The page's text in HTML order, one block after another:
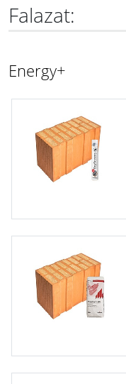
Falazat:
Energy+